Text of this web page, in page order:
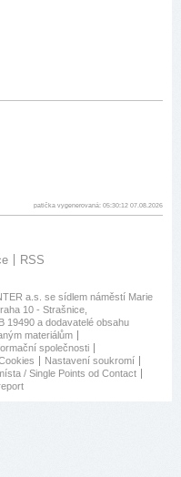
patička vygenerovaná: 05:30:12 07.08.2026
RSS
a.s. se sídlem náměstí Marie
10 - Strašnice,
19490 a dodavatelé obsahu
materiálům
společnosti
Nastavení soukromí
/ Single Points od Contact